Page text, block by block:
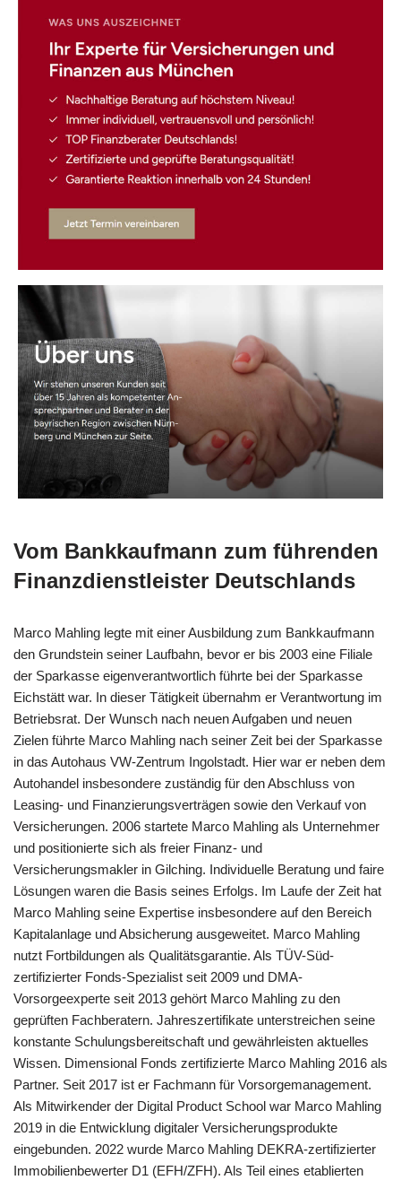
Vom Bankkaufmann zum führenden
Finanzdienstleister Deutschlands
Marco Mahling legte mit einer Ausbildung zum Bankkaufmann
den Grundstein seiner Laufbahn, bevor er bis 2003 eine Filiale
der Sparkasse eigenverantwortlich führte bei der Sparkasse
Eichstätt war. In dieser Tätigkeit übernahm er Verantwortung im
Betriebsrat. Der Wunsch nach neuen Aufgaben und neuen
Zielen führte Marco Mahling nach seiner Zeit bei der Sparkasse
in das Autohaus VW-Zentrum Ingolstadt. Hier war er neben dem
Autohandel insbesondere zuständig für den Abschluss von
Leasing- und Finanzierungsverträgen sowie den Verkauf von
Versicherungen. 2006 startete Marco Mahling als Unternehmer
und positionierte sich als freier Finanz- und
Versicherungsmakler in Gilching. Individuelle Beratung und faire
Lösungen waren die Basis seines Erfolgs. Im Laufe der Zeit hat
Marco Mahling seine Expertise insbesondere auf den Bereich
Kapitalanlage und Absicherung ausgeweitet. Marco Mahling
nutzt Fortbildungen als Qualitätsgarantie. Als TÜV-Süd-
zertifizierter Fonds-Spezialist seit 2009 und DMA-
Vorsorgeexperte seit 2013 gehört Marco Mahling zu den
geprüften Fachberatern. Jahreszertifikate unterstreichen seine
konstante Schulungsbereitschaft und gewährleisten aktuelles
Wissen. Dimensional Fonds zertifizierte Marco Mahling 2016 als
Partner. Seit 2017 ist er Fachmann für Vorsorgemanagement.
Als Mitwirkender der Digital Product School war Marco Mahling
2019 in die Entwicklung digitaler Versicherungsprodukte
eingebunden. 2022 wurde Marco Mahling DEKRA-zertifizierter
Immobilienbewerter D1 (EFH/ZFH). Als Teil eines etablierten